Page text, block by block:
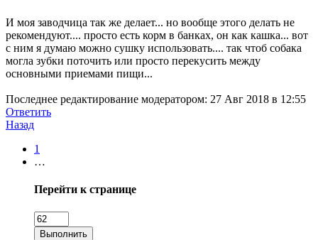
И моя заводчица так же делает... но вообще этого делать не
рекомендуют.... просто есть корм в банках, он как кашка... вот
с ним я думаю можно сушку использовать.... так чтоб собака
могла зубки поточить или просто перекусить между
основными приемами пищи...
Последнее редактирование модератором: 27 Авг 2018 в 12:55
Ответить
Назад
1
…
Перейти к странице
Выполнить